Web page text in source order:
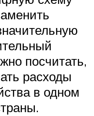
посчитать,
расходы
в одном